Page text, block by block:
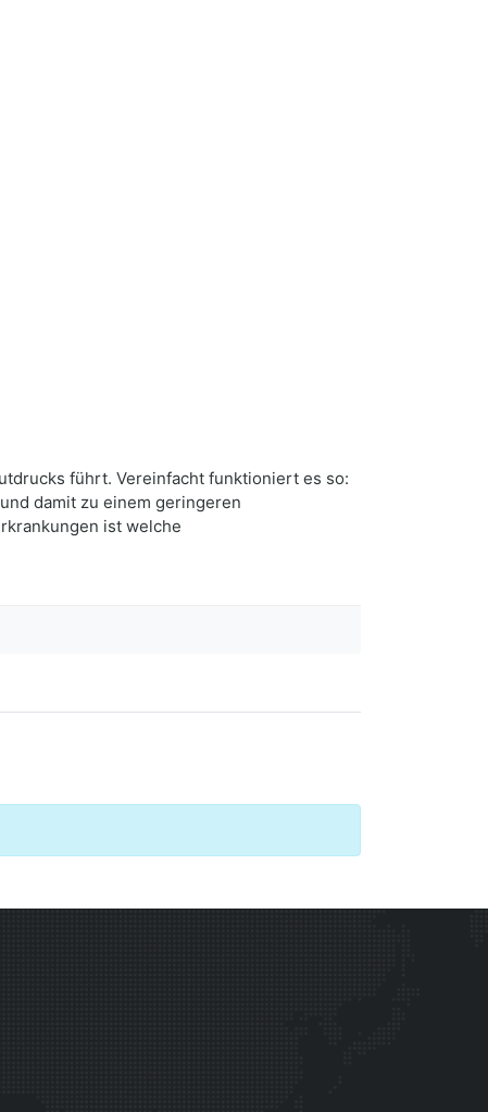
führt. Vereinfacht funktioniert es so:
damit zu einem geringeren
ist welche